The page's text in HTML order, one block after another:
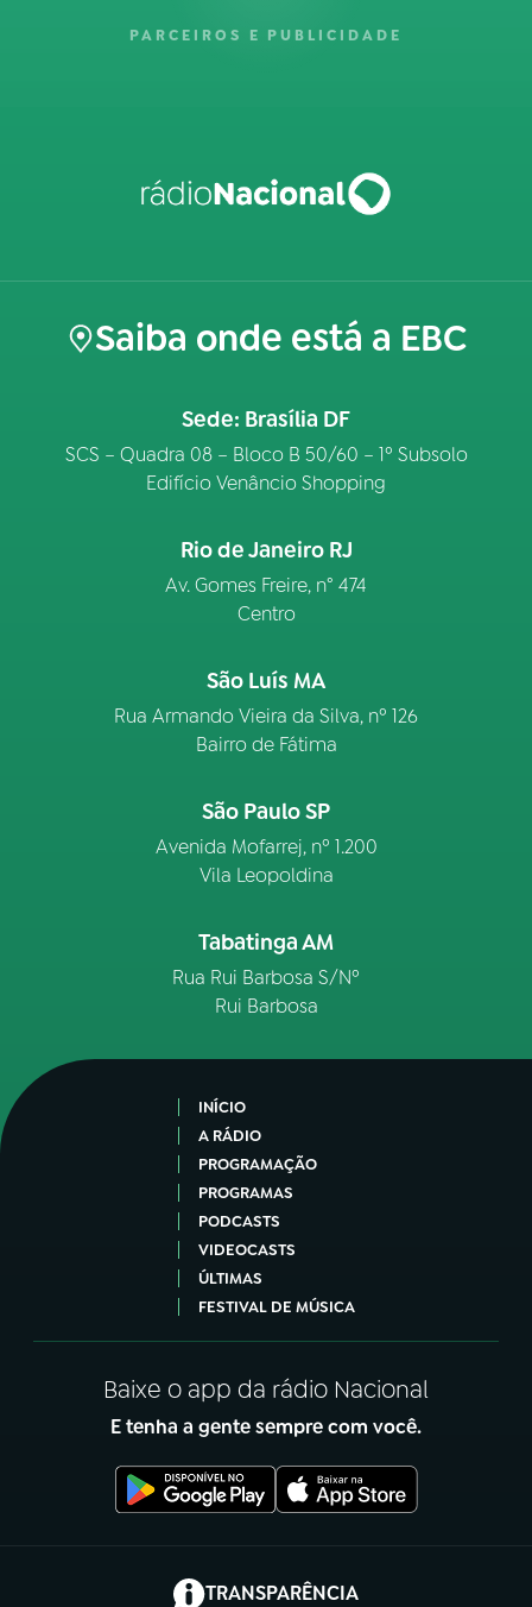
PARCEIROS E PUBLICIDADE
Saiba onde está a EBC
Sede: Brasília DF
SCS – Quadra 08 – Bloco B 50/60 – 1º Subsolo
Edifício Venâncio Shopping
Rio de Janeiro RJ
Av. Gomes Freire, n° 474
Centro
São Luís MA
Rua Armando Vieira da Silva, nº 126
Bairro de Fátima
São Paulo SP
Avenida Mofarrej, nº 1.200
Vila Leopoldina
Tabatinga AM
Rua Rui Barbosa S/Nº
Rui Barbosa
INÍCIO
A RÁDIO
PROGRAMAÇÃO
PROGRAMAS
PODCASTS
VIDEOCASTS
ÚLTIMAS
FESTIVAL DE MÚSICA
Baixe o app da rádio Nacional
E tenha a gente sempre com você.
TRANSPARÊNCIA
(abre em nova aba)